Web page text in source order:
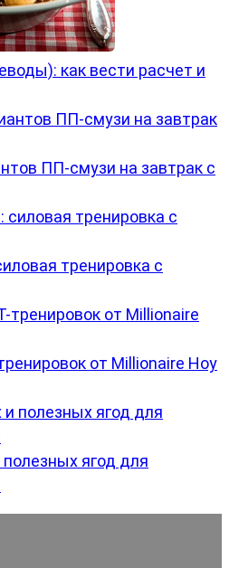
как вести расчет и
ПП-смузи на завтрак с
тренировка с
от Millionaire Hoy
ягод для